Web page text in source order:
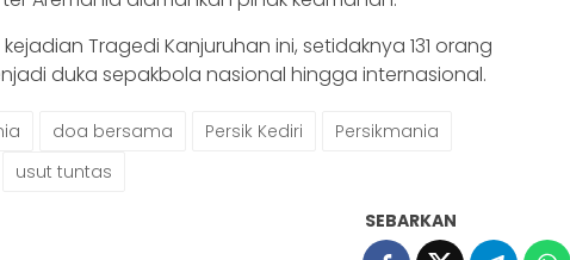
Tragedi Kanjuruhan ini, setidaknya 131 orang
duka sepakbola nasional hingga internasional.
doa bersama Persik Kediri
Persikmania
usut tuntas
SEBARKAN